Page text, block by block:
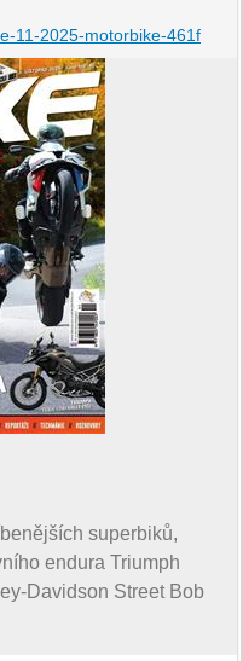
11-2025-motorbike-461f
superbiků,
endura Triumph
Davidson Street Bob